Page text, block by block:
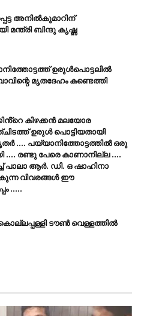
അനിൽകുമാറിന്
ബിന്ദു കൃഷ്ണ
ഉരുള്‍പൊട്ടലില്‍
മൃതദേഹം കണ്ടെത്തി
കിഴക്കൻ മലയോര
ഉരുൾ പൊട്ടിയതായി
.... പയ്യാനിത്തോട്ടത്തിൽ ഒരു
.... രണ്ടു പേരെ കാണാനില്ല ....
പാലാ ആർ. ഡി. ഒ ഷാഹിനാ
വിവരങ്ങൾ ഈ
.....
ടൗണ്‍ വെള്ളത്തില്‍